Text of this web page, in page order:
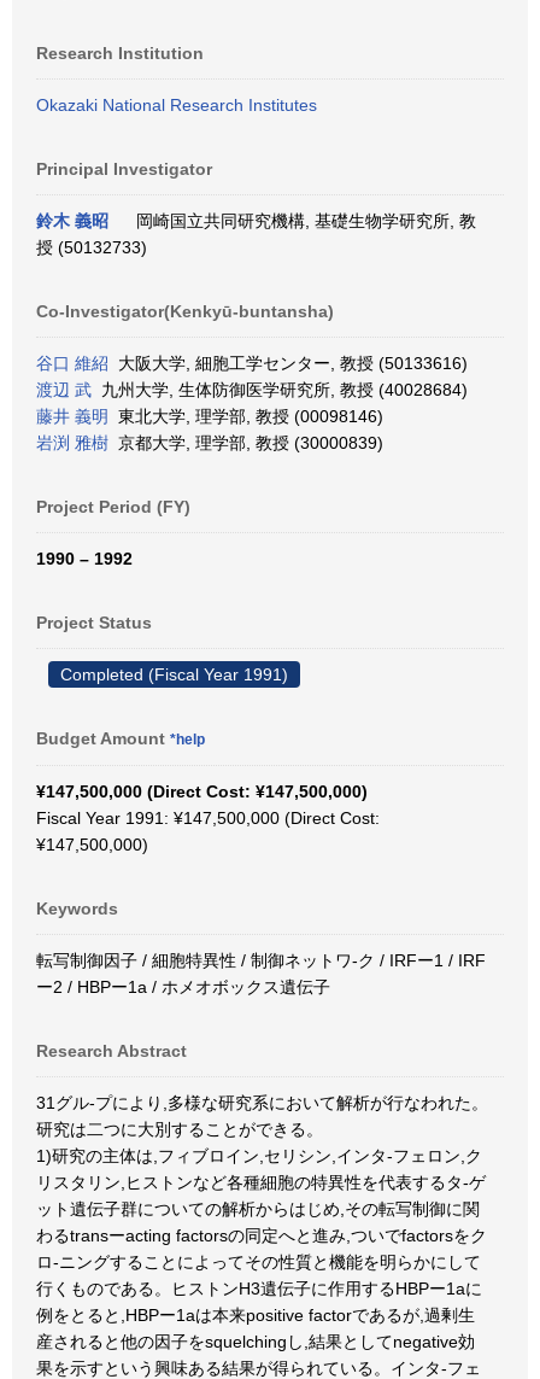
Research Institution
Okazaki National Research Institutes
Principal Investigator
鈴木 義昭
岡崎国立共同研究機構, 基礎生物学研究所, 教
授 (50132733)
Co-Investigator(Kenkyū-buntansha)
谷口 維紹 大阪大学, 細胞工学センター, 教授 (50133616)
渡辺 武 九州大学, 生体防御医学研究所, 教授 (40028684)
藤井 義明
東北大学, 理学部, 教授 (00098146)
岩渕 雅樹 京都大学, 理学部, 教授 (30000839)
Project Period (FY)
1990 – 1992
Project Status
Completed (Fiscal Year 1991)
Budget Amount *help
¥147,500,000 (Direct Cost: ¥147,500,000)
Fiscal Year 1991: ¥147,500,000 (Direct Cost:
¥147,500,000)
Keywords
転写制御因子 / 細胞特異性 / 制御ネットワ-ク / IRFー1 / IRF
ー2 / HBPー1a / ホメオボックス遺伝子
Research Abstract
31グル-プにより,多様な研究系において解析が行なわれた。
研究は二つに大別することができる。
1)研究の主体は,フィブロイン,セリシン,インタ-フェロン,ク
リスタリン,ヒストンなど各種細胞の特異性を代表するタ-ゲ
ット遺伝子群についての解析からはじめ,その転写制御に関
わるtransーacting factorsの同定へと進み,ついでfactorsをク
ロ-ニングすることによってその性質と機能を明らかにして
行くものである。ヒストンH3遺伝子に作用するHBPー1aに
例をとると,HBPー1aは本来positive factorであるが,過剰生
産されると他の因子をsquelchingし,結果としてnegative効
果を示すという興味ある結果が得られている。インタ-フェ